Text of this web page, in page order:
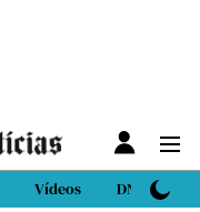
Vídeos DN Sport